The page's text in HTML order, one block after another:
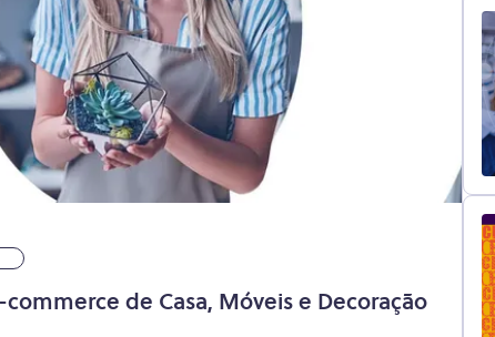
de Casa, Móveis e Decoração